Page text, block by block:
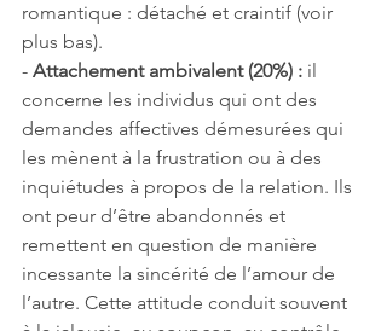
romantique : détaché et craintif (voir
plus bas).
- Attachement ambivalent (20%) : il
concerne les individus qui ont des
demandes affectives démesurées qui
les mènent à la frustration ou à des
inquiétudes à propos de la relation. Ils
ont peur d’être abandonnés et
remettent en question de manière
incessante la sincérité de l’amour de
l’autre. Cette attitude conduit souvent